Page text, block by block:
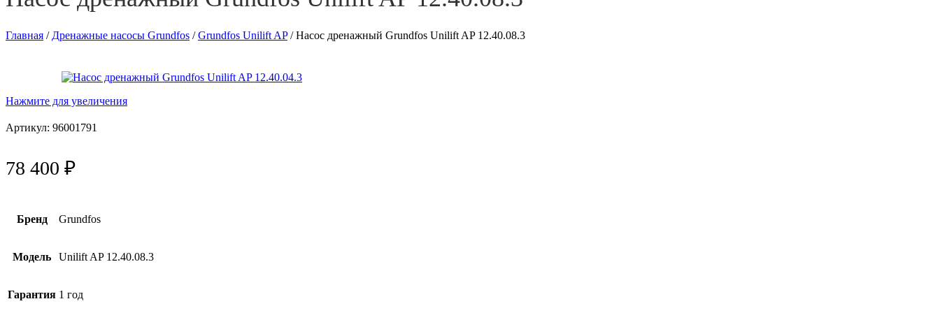
Главная / Дренажные насосы Grundfos /Grundfos Unilift AP/Насос дренажный Grundfos Unilift AP 12.40.08.3
Нажмите для увеличения
Артикул: 96001791
78 400 ₽
Бренд Grundfos
Модель Unilift AP 12.40.08.3
Гарантия 1 год